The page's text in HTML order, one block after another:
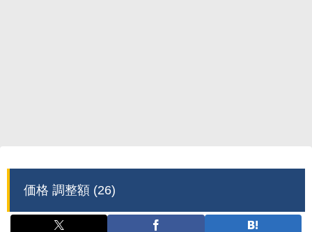
価格 調整額 (26)